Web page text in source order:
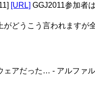
[URL] GGJ2011参加者
がどうこう言われます
ェアだった… - アルファ